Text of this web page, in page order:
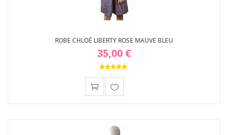
ROBE CHLOÉ LIBERTY ROSE MAUVE BLEU
35,00 €
d'envies